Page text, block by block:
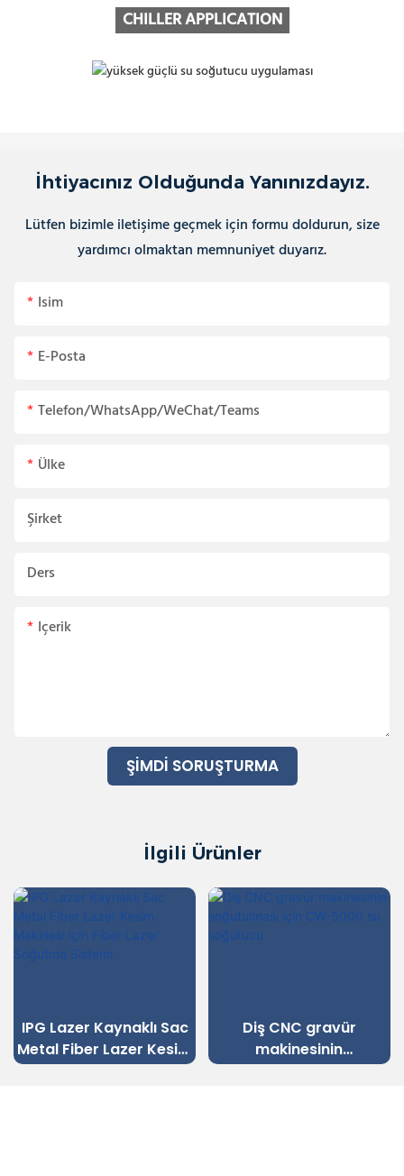
CHILLER APPLICATION
İhtiyacınız Olduğunda Yanınızdayız.
Lütfen bizimle iletişime geçmek için formu doldurun, size
yardımcı olmaktan memnuniyet duyarız.
Isim
E-Posta
Telefon/WhatsApp/WeChat/Teams
Ülke
Şirket
Ders
Içerik
ŞIMDI SORUŞTURMA
İlgili Ürünler
IPG Lazer Kaynaklı Sac
Metal Fiber Lazer Kesim
Makinesi için Fiber Lazer
Diş CNC gravür
makinesinin
soğutulması için CW-